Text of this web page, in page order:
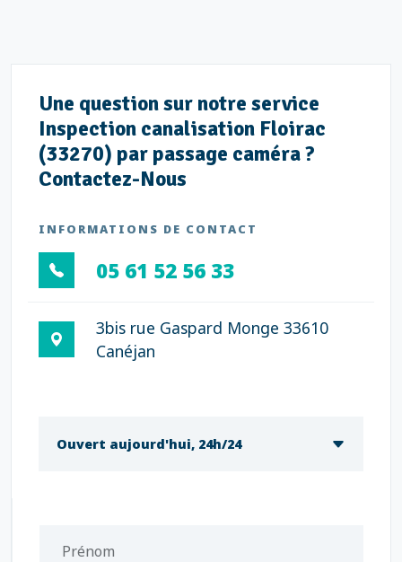
Une question sur notre service
Inspection canalisation Floirac
(33270) par passage caméra ?
Contactez-Nous
INFORMATIONS DE CONTACT
05 61 52 56 33
3bis rue Gaspard Monge 33610
Canéjan
Ouvert aujourd'hui, 24h/24
Prénom